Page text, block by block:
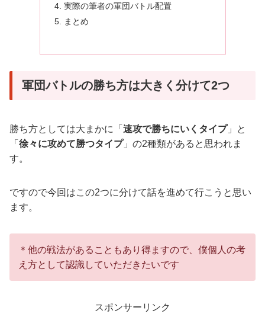
実際の筆者の軍団バトル配置
まとめ
軍団バトルの勝ち方は大きく分けて2つ
勝ち方としては大まかに「 速攻で勝ちにいくタイプ」と
「 徐々に攻めて勝つタイプ」の2種類があると思われま
す。
ですので今回はこの2つに分けて話を進めて行こうと思い
ます。
＊他の戦法があることもあり得ますので、僕個人の考
え方として認識していただきたいです
スポンサーリンク